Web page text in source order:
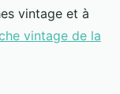
vintage et à
vintage de la